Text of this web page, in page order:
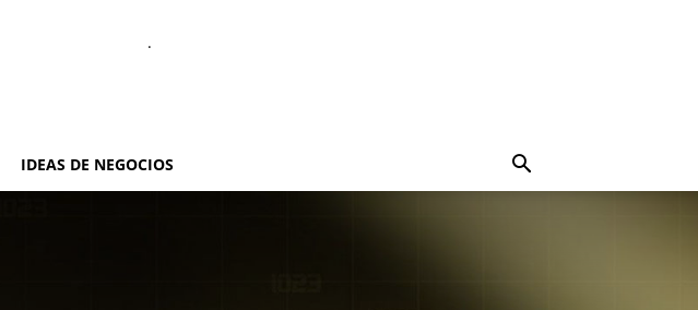
.
IDEAS DE NEGOCIOS